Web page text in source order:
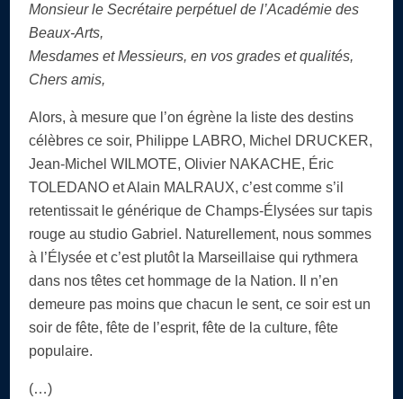
Monsieur le Secrétaire perpétuel de l’Académie des
Beaux-Arts,
Mesdames et Messieurs, en vos grades et qualités,
Chers amis,
Alors, à mesure que l’on égrène la liste des destins
célèbres ce soir, Philippe LABRO, Michel DRUCKER,
Jean-Michel WILMOTE, Olivier NAKACHE, Éric
TOLEDANO et Alain MALRAUX, c’est comme s’il
retentissait le générique de Champs-Élysées sur tapis
rouge au studio Gabriel. Naturellement, nous sommes
à l’Élysée et c’est plutôt la Marseillaise qui rythmera
dans nos têtes cet hommage de la Nation. Il n’en
demeure pas moins que chacun le sent, ce soir est un
soir de fête, fête de l’esprit, fête de la culture, fête
populaire.
(…)